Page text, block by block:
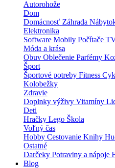
Autorohože
Dom
Domácnosť Záhrada
Elektronika
Software Mobily Počítače
Móda a krása
Obuv Oblečenie Parfémy
Šport
Športové potreby Fitness
Kolobežky
Zdravie
Doplnky výživy Vitamíny
Deti
Hračky Lego Škola
Voľný čas
Hobby Cestovanie Knihy
Ostatné
Darčeky Potraviny a nápoje
Blog